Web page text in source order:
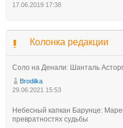
17.06.2019 17:38
Колонка редакции
Соло на Денали: Шанталь
Brodilka
29.06.2021 15:53
Небесный капкан Барунце:
превратностях судьбы